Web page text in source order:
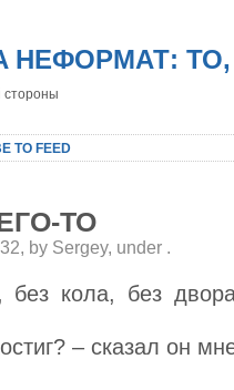
НЕФОРМАТ:
стороны
TO FEED
ТО
by Sergey, under .
кола, без
– сказал он